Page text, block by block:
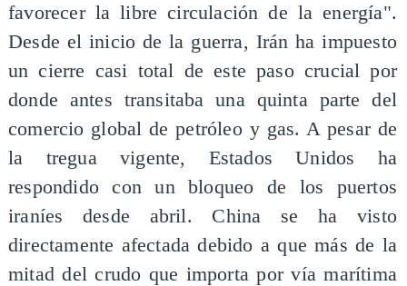
favorecer la libre circulación de la energía".
Desde el inicio de la guerra, Irán ha impuesto
un cierre casi total de este paso crucial por
donde antes transitaba una quinta parte del
comercio global de petróleo y gas. A pesar de
la tregua vigente, Estados Unidos ha
respondido con un bloqueo de los puertos
iraníes desde abril. China se ha visto
directamente afectada debido a que más de la
mitad del crudo que importa por vía marítima